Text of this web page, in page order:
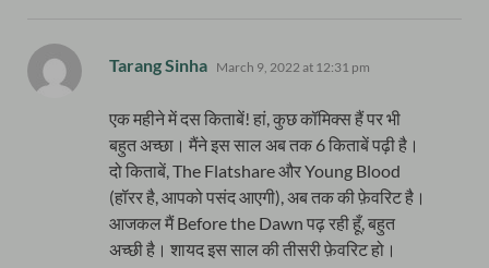
Tarang Sinha says:
March 9, 2022 at 12:31 pm
एक महीने में दस किताबें! हां, कुछ कॉमिक्स हैं पर भी
बहुत अच्छा। मैंने इस साल अब तक 6 किताबें पढ़ी है।
दो किताबें, The Flatshare और Young Blood
(हॉरर है, आपको पसंद आएगी), अब तक की फ़ेवरिट है।
आजकल मैं Before the Dawn पढ़ रही हूँ, बहुत
अच्छी है। शायद इस साल की तीसरी फ़ेवरिट हो।